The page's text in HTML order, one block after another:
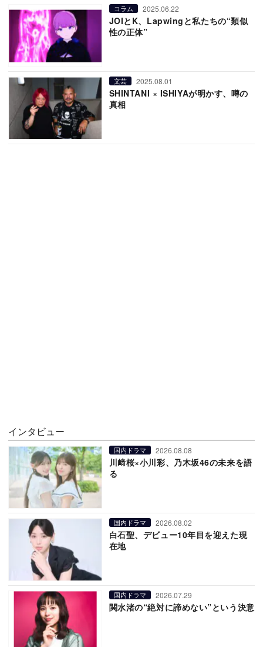
コラム 2025.06.22
JOIとK、Lapwingと私たちの“類似
性の正体”
文芸 2025.08.01
SHINTANI × ISHIYAが明かす、噂の
真相
インタビュー
国内ドラマ 2026.08.08
川﨑桜×小川彩、乃木坂46の未来を語
る
国内ドラマ 2026.08.02
白石聖、デビュー10年目を迎えた現
在地
国内ドラマ 2026.07.29
関水渚の“絶対に諦めない”という決意